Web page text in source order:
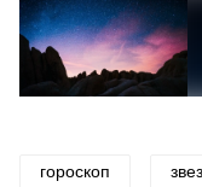
гороскоп